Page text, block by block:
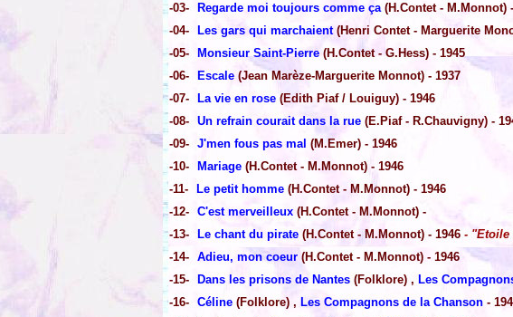
-03-
Regarde moi toujours comme ça(H.Contet - M.Monnot)
-04-
Les gars qui marchaient (Henri Contet - Marguerite
-05-
Monsieur Saint-Pierre(H.Contet - G.Hess) - 1945
-06-
Escale(Jean Marèze-Marguerite Monnot) - 1937
-07-
La vie en rose (Edith Piaf / Louiguy) - 1946
-08-
Un refrain courait dans la rue(E.Piaf - R.Chauvigny) -
-09-
J'men fous pas mal (M.Emer) - 1946
-10-
Mariage(H.Contet - M.Monnot) - 1946
-11-
Le petit homme(H.Contet - M.Monnot) - 1946
-12-
C'est merveilleux(H.Contet - M.Monnot) -
-13-
Le chant du pirate(H.Contet - M.Monnot) - 1946- "Etoile
-14-
Adieu, mon coeur(H.Contet - M.Monnot) - 1946
-15-
Dans les prisons de Nantes(Folklore) , Les
-16-
Céline(Folklore) , Les Compagnons de la Chanson-